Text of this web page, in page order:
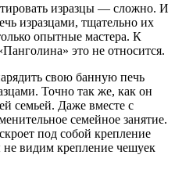
изразцы — сложно. И
изразцами, тщательно их
опытные мастера. К
это не относится.
свою банную печь
Точно так же, как он
семьей. Даже вместе с
семейное занятие.
под собой крепление
видим крепление чешуек